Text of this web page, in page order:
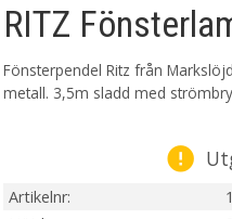
RITZ
Fönsterpendel Ritz från
metall. 3,5m sladd med
Artikelnr